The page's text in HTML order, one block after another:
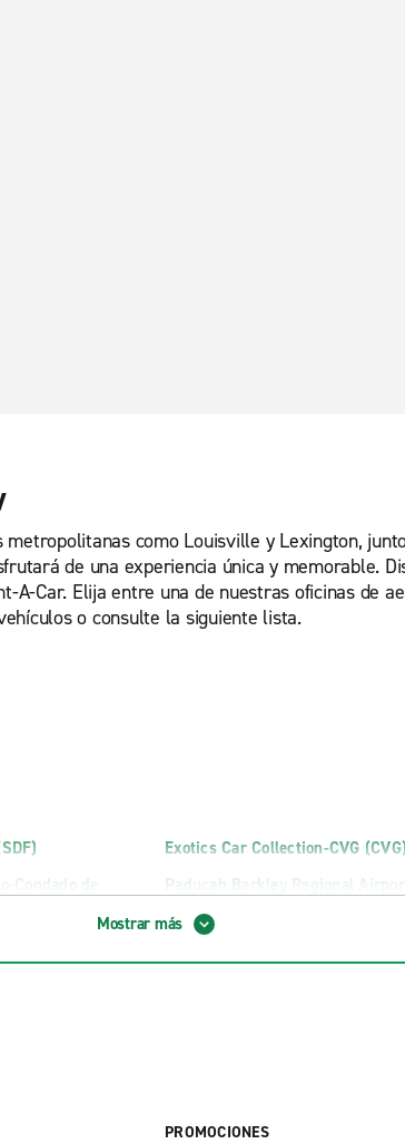
como Louisville y Lexington,
de una experiencia única y memorable.
Car. Elija entre una de nuestras oficinas de
o consulte la siguiente lista.
Condado de
Exotics Car Collection-CVG (CVG)
Paducah Barkley Regional
Mostrar más
PROMOCIONES